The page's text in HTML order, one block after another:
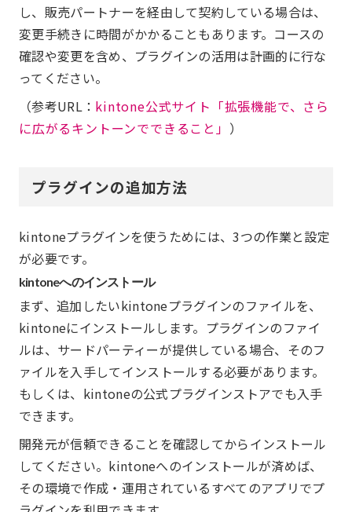
し、販売パートナーを経由して契約している場合は、
変更手続きに時間がかかることもあります。コースの
確認や変更を含め、プラグインの活用は計画的に行な
ってください。
（参考URL： kintone公式サイト「拡張機能で、さら
に広がるキントーンでできること」 ）
プラグインの追加方法
kintoneプラグインを使うためには、3つの作業と設定
が必要です。
kintoneへのインストール
まず、追加したいkintoneプラグインのファイルを、
kintoneにインストールします。プラグインのファイ
ルは、サードパーティーが提供している場合、そのフ
ァイルを入手してインストールする必要があります。
もしくは、kintoneの公式プラグインストアでも入手
できます。
開発元が信頼できることを確認してからインストール
してください。kintoneへのインストールが済めば、
その環境で作成・運用されているすべてのアプリでプ